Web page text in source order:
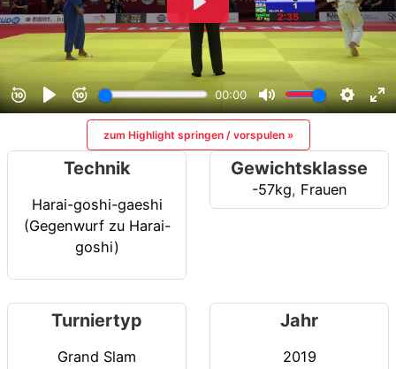
zum Highlight springen / vorspulen »
Technik
Harai-goshi-gaeshi
(Gegenwurf zu Harai-
goshi)
Gewichtsklasse
-57kg, Frauen
Turniertyp
Grand Slam
Jahr
2019